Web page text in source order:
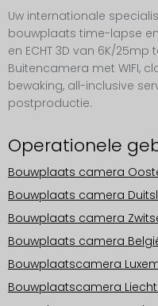
Uw internationale
bouwplaats time-lapse
en ECHT 3D van 6K/25mp
Buitencamera met WIFI,
bewaking, all-inclusive
postproductie.
Operationele
Bouwplaats camera
Bouwplaats camera
Bouwplaats camera
Bouwplaats camera
Bouwplaatscamera
Bouwplaatscamera